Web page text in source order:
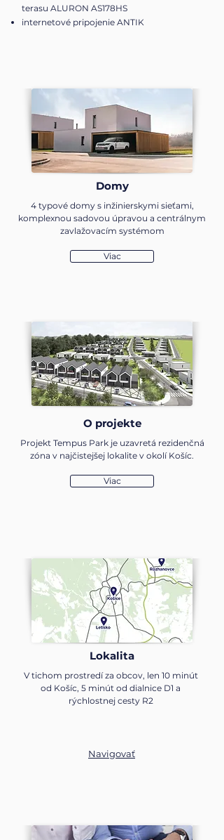
terasu ALURON AS178HS
internetové pripojenie ANTIK
Domy
4 typové domy s inžinierskymi sieťami,
komplexnou sadovou úpravou a centrálnym
zavlažovacím systémom
Viac
O projekte
Projekt Tempus Park je uzavretá rezidenčná
zóna v najčistejšej lokalite v okolí Košíc.
Viac
Lokalita
V tichom prostredí za obcov, len 10 minút
od Košíc, 5 minút od dialnice D1 a
rýchlostnej cesty R2
Navigovať